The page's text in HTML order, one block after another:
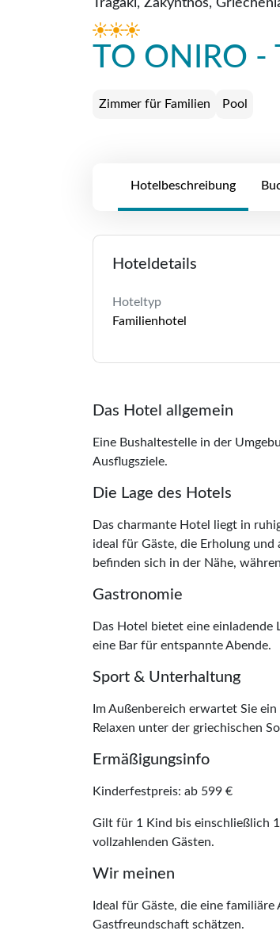
Tragaki, Zakynthos,
TO ONIRO
Zimmer für Familien Pool
Hotelbeschreibung
Hoteldetails
Hoteltyp
Familienhotel
Das Hotel allgemein
Eine Bushaltestelle in der
Ausflugsziele.
Die Lage des Hotels
Das charmante Hotel liegt in
ideal für Gäste, die Erholung und
befinden sich in der Nähe,
Gastronomie
Das Hotel bietet eine einladende
eine Bar für entspannte Abende.
Sport & Unterhaltung
Im Außenbereich erwartet Sie
Relaxen unter der griechischen
Ermäßigungsinfo
Kinderfestpreis: ab 599 €
Gilt für 1 Kind bis einschließlich
vollzahlenden Gästen.
Wir meinen
Ideal für Gäste, die eine
Gastfreundschaft schätzen.